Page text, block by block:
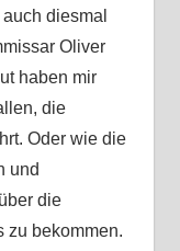
diesmal
Oliver
haben mir
die
Oder wie die
und
die
zu bekommen.